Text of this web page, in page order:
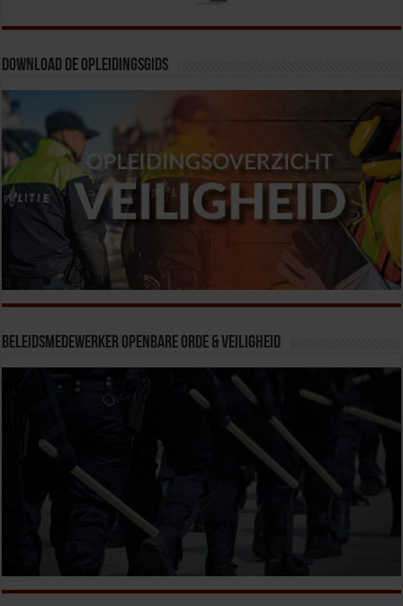
Download de opleidingsgids
Beleidsmedewerker Openbare Orde & Veiligheid